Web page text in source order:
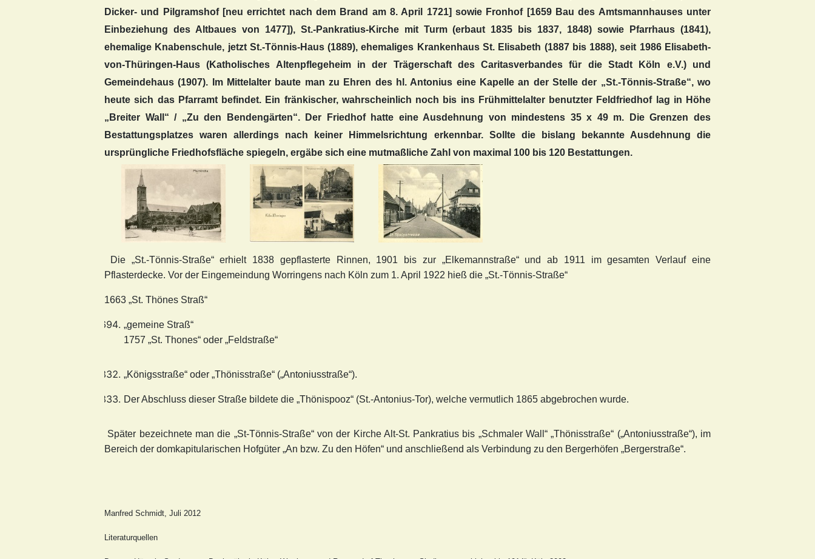
Dicker- und Pilgramshof [neu errichtet nach dem Brand am 8. April 1721] sowie Fronhof [1659 Bau des Amtsmannhauses unter
Einbeziehung des Altbaues von 1477]), St.-Pankratius-Kirche mit Turm (erbaut 1835 bis 1837, 1848) sowie Pfarrhaus (1841),
ehemalige Knabenschule, jetzt St.-Tönnis-Haus (1889), ehemaliges Krankenhaus St. Elisabeth (1887 bis 1888), seit 1986 Elisabeth-
von-Thüringen-Haus (Katholisches Altenpflegeheim in der Trägerschaft des Caritasverbandes für die Stadt Köln e.V.) und
Gemeindehaus (1907). Im Mittelalter baute man zu Ehren des hl. Antonius eine Kapelle an der Stelle der „St.-Tönnis-Straße“, wo
heute sich das Pfarramt befindet. Ein fränkischer, wahrscheinlich noch bis ins Frühmittelalter benutzter Feldfriedhof lag in Höhe
„Breiter Wall“ / „Zu den Bendengärten“. Der Friedhof hatte eine Ausdehnung von mindestens 35 x 49 m. Die Grenzen des
Bestattungsplatzes waren allerdings nach keiner Himmelsrichtung erkennbar. Sollte die bislang bekannte Ausdehnung die
ursprüngliche Friedhofsfläche spiegeln, ergäbe sich eine mutmaßliche Zahl von maximal 100 bis 120 Bestattungen.
Die „St.-Tönnis-Straße“ erhielt 1838 gepflasterte Rinnen, 1901 bis zur „Elkemannstraße“ und ab 1911 im gesamten Verlauf eine
Pflasterdecke. Vor der Eingemeindung Worringens nach Köln zum 1. April 1922 hieß die „St.-Tönnis-Straße“
1663 „St. Thönes Straß“
„gemeine Straß“
1757 „St. Thones“ oder „Feldstraße“
„Königsstraße“ oder „Thönisstraße“ („Antoniusstraße“).
Der Abschluss dieser Straße bildete die „Thönispooz“ (St.-Antonius-Tor), welche vermutlich 1865 abgebrochen wurde.
Später bezeichnete man die „St-Tönnis-Straße“ von der Kirche Alt-St. Pankratius bis „Schmaler Wall“ „Thönisstraße“ („Antoniusstraße“), im
Bereich der domkapitularischen Hofgüter „An bzw. Zu den Höfen“ und anschließend als Verbindung zu den Bergerhöfen „Bergerstraße“.
Manfred Schmidt, Juli 2012
Literaturquellen